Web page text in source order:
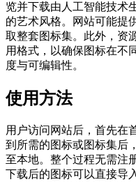
览并下载由人工智能技术
的艺术风格。网站可能提
取整套图标集。此外，资
用格式，以确保图标在不
度与可编辑性。
使用方法
用户访问网站后，首先在
到所需的图标或图标集后
至本地。整个过程无需注
下载后的图标可以直接导入